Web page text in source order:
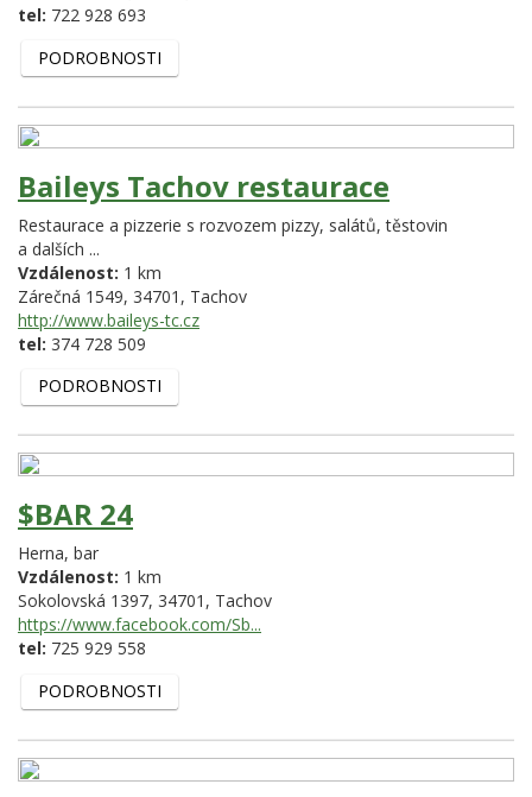
tel: 722 928 693
PODROBNOSTI
Baileys Tachov restaurace
Restaurace a pizzerie s rozvozem pizzy, salátů, těstovin
a dalších ...
Vzdálenost: 1 km
Zárečná 1549, 34701, Tachov
http://www.baileys-tc.cz
tel: 374 728 509
PODROBNOSTI
$BAR 24
Herna, bar
Vzdálenost: 1 km
Sokolovská 1397, 34701, Tachov
https://www.facebook.com/Sb...
tel: 725 929 558
PODROBNOSTI